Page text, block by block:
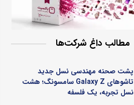
مطالب داغ شرکت‌ها
پشت صحنه مهندسی نسل جدید
تاشوهای Galaxy Z سامسونگ؛ هشت
نسل تجربه، یک فلسفه